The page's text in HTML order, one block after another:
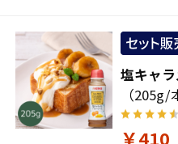
塩キャ
（205g/
￥410